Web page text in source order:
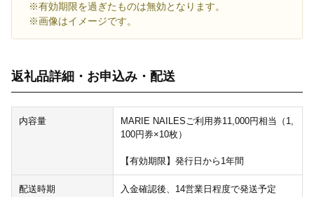
※有効期限を過ぎたものは無効となります。
※画像はイメージです。
返礼品詳細・お申込み・配送
内容量
MARIE NAILESご利用券11,000円相当（1,
100円券×10枚）
【有効期限】発行日から1年間
配送時期 入金確認後、14営業日程度で発送予定